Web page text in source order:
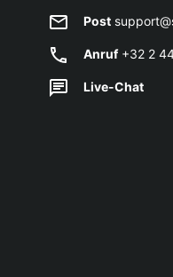
Post
Anruf+32 2
Live-Chat